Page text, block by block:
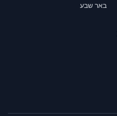
באר שבע